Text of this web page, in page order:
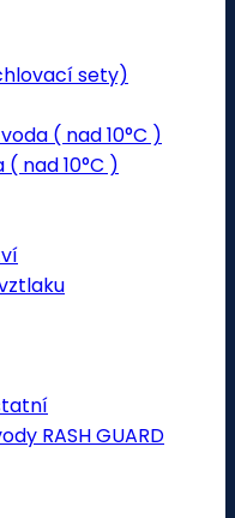
sety)
( nad 10°C )
nad 10°C )
RASH GUARD